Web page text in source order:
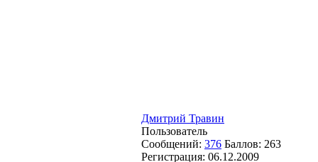
Дмитрий Травин
Пользователь
Сообщений: 376 Баллов: 263
Регистрация: 06.12.2009